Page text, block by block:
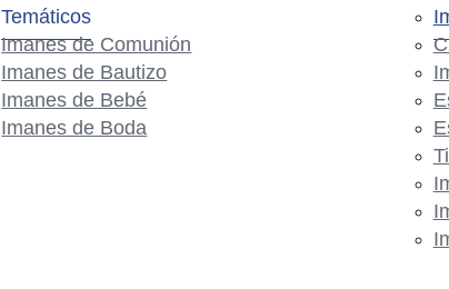
Temáticos
Imanes de Comunión
Imanes de Bautizo
Imanes de Bebé
Imanes de Boda